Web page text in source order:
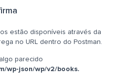
estão disponíveis através da
no URL dentro do Postman.
parecido
wp-json/wp/v2/books.